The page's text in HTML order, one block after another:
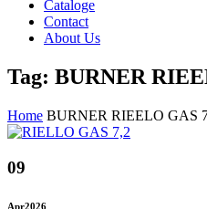
Cataloge
Contact
About Us
Tag: BURNER
Home BURNER RIEELO GAS
09
Apr2026